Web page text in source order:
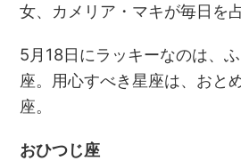
女、カメリア・マキが毎日を
5月18日にラッキーなのは、
座。用心すべき星座は、おと
座。
おひつじ座